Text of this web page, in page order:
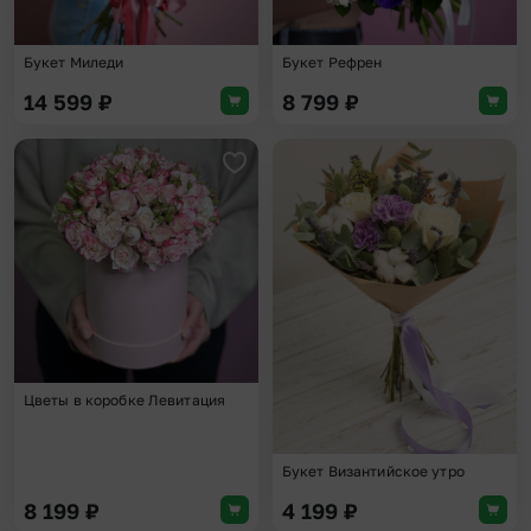
Букет Миледи
14 599 ₽
Букет Рефрен
8 799 ₽
Добавить в избранное
Цветы в коробке Левитация
8 199 ₽
Букет Византийское утро
4 199 ₽